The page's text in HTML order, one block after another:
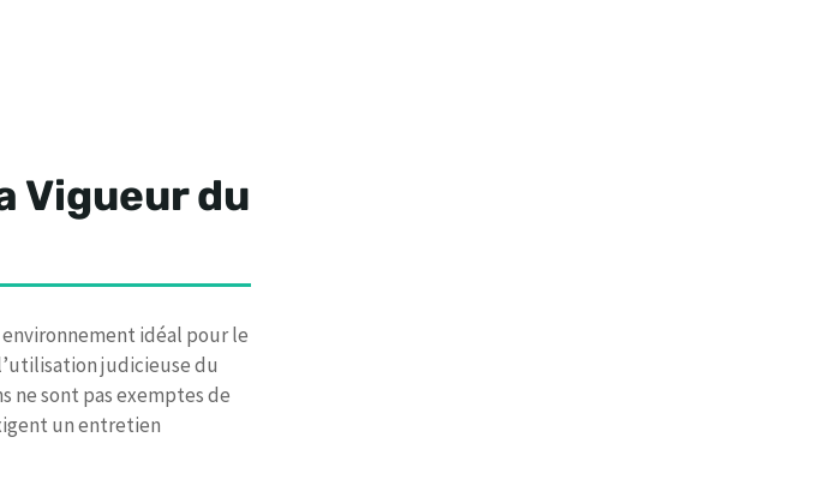
Vigueur du
idéal pour le
judicieuse du
ne sont pas exemptes de
un entretien